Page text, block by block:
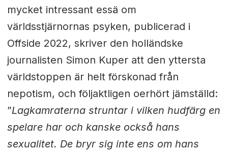
mycket intressant essä om
världsstjärnornas psyken, publicerad i
Offside 2022, skriver den holländske
journalisten Simon Kuper att den yttersta
världstoppen är helt förskonad från
nepotism, och följaktligen oerhört jämställd:
”Lagkamraterna struntar i vilken hudfärg en
spelare har och kanske också hans
sexualitet. De bryr sig inte ens om hans